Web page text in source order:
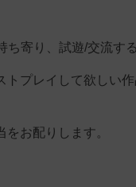
ち寄り、試遊/交流す
トプレイして欲しい
をお配りします。